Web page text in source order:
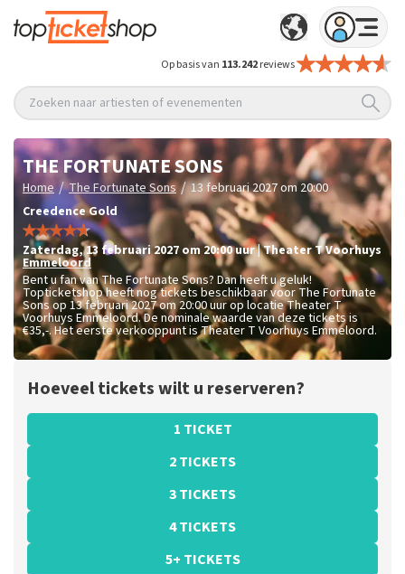
Op basis van 113.242reviews
Zoeken naar artiesten of evenementen
THE FORTUNATE SONS
Home / The Fortunate Sons / 13 februari 2027 om 20:00
Creedence Gold
zaterdag,13 februari 2027 om 20:00uur|Theater T Voorhuys
Emmeloord
Bent u fan van The Fortunate Sons? Dan heeft u geluk!
Topticketshop heeft nog tickets beschikbaar voor The Fortunate
Sons op 13 februari 2027 om 20:00 uur op locatie Theater T
Voorhuys Emmeloord. De nominale waarde van deze tickets is
€35,-. Het eerste verkooppunt is Theater T Voorhuys Emmeloord.
Hoeveel tickets wilt u reserveren?
1 TICKET
2 TICKETS
3 TICKETS
4 TICKETS
5+ TICKETS